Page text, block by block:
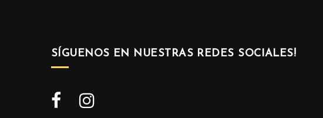
SÍGUENOS EN NUESTRAS REDES SOCIALES!